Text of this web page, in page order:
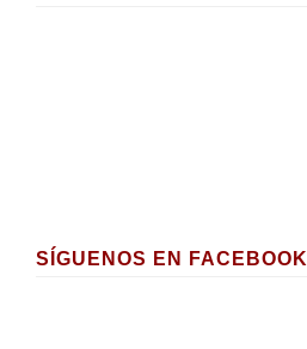
SÍGUENOS EN FACEBOOK